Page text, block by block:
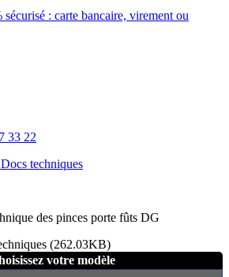
: carte bancaire, virement ou
33 22
techniques
des pinces porte fûts DG
(262.03KB)
votre modèle